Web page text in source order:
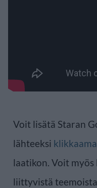
Voit lisätä Staran
lähteeksi
laatikon. Voit
liittyvistä